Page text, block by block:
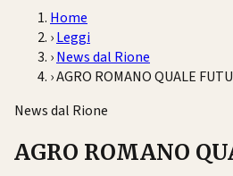
Home
›Leggi
›News dal Rione
›AGRO ROMANO QUALE
News dal Rione
AGRO ROMANO